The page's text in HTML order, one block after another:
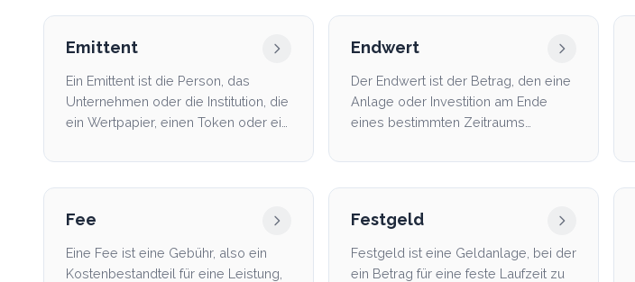
Emittent
Ein Emittent ist die Person, das
Unternehmen oder die Institution, die
ein Wertpapier, einen Token oder ein
Endwert
Der Endwert ist der Betrag, den eine
Anlage oder Investition am Ende
eines bestimmten Zeitraums
Fee
Eine Fee ist eine Gebühr, also ein
Kostenbestandteil für eine Leistung,
Festgeld
Festgeld ist eine Geldanlage, bei der
ein Betrag für eine feste Laufzeit zu